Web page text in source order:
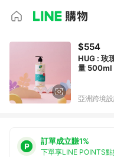
$554
HUG : 玫
量 500ml
亞洲跨境
訂單成立賺1%
下單享LINE POINTS